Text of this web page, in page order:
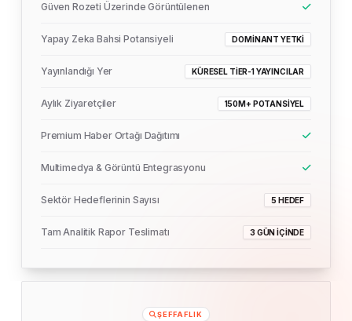
Güven Rozeti Üzerinde Görüntülenen
Yapay Zeka Bahsi Potansiyeli DOMINANT YETKI
Yayınlandığı Yer KÜRESEL TIER-1 YAYINCILAR
Aylık Ziyaretçiler 150M+ POTANSIYEL
Premium Haber Ortağı Dağıtımı
Multimedya & Görüntü Entegrasyonu
Sektör Hedeflerinin Sayısı 5 HEDEF
Tam Analitik Rapor Teslimatı 3 GÜN İÇINDE
ŞEFFAFLIK